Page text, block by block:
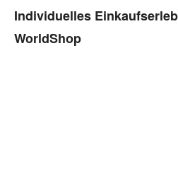
Individuelles
WorldShop